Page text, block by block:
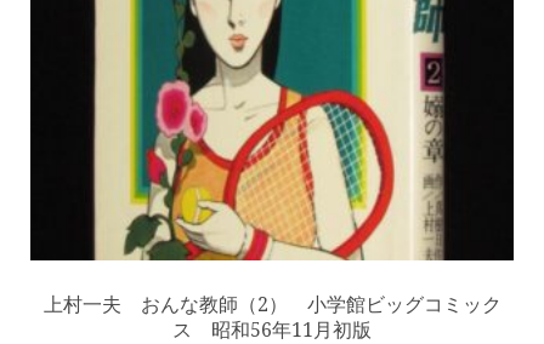
上村一夫 おんな教師（2） 小学館ビッグコミック
ス 昭和56年11月初版